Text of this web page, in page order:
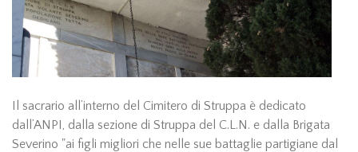
Il sacrario all’interno del Cimitero di Struppa è dedicato
dall’ANPI, dalla sezione di Struppa del C.L.N. e dalla Brigata
Severino "ai figli migliori che nelle sue battaglie partigiane dal